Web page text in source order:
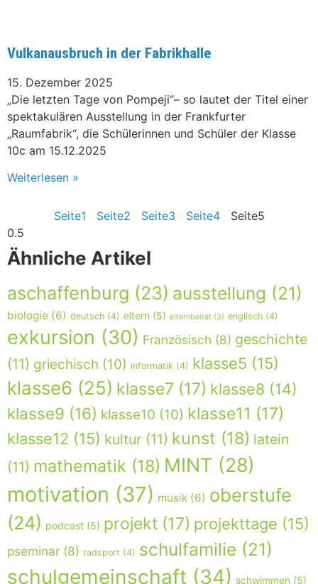
Vulkanausbruch in der Fabrikhalle
15. Dezember 2025
„Die letzten Tage von Pompeji“– so lautet der Titel einer
spektakulären Ausstellung in der Frankfurter
„Raumfabrik“, die Schülerinnen und Schüler der Klasse
10c am 15.12.2025
Weiterlesen »
Seite1 Seite2 Seite3 Seite4 Seite5
Ähnliche Artikel
aschaffenburg (23) ausstellung (21)
biologie (6) deutsch (4) eltern (5) elternbeirat (3) englisch (4)
exkursion (30) Französisch (8) geschichte
(11) griechisch (10) informatik (4) klasse5 (15)
klasse6 (25) klasse7 (17) klasse8 (14)
klasse9 (16) klasse10 (10) klasse11 (17)
klasse12 (15) kultur (11) kunst (18) latein
(11) mathematik (18) MINT (28)
motivation (37) musik (6) oberstufe
(24) podcast (5) projekt (17) projekttage (15)
pseminar (8) radsport (4) schulfamilie (21)
schulgemeinschaft (34) schwimmen (5)